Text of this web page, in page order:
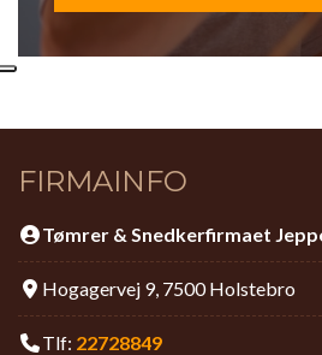
FIRMAINFO
Tømrer & Snedkerfirmaet
Hogagervej 9, 7500 Holstebro
Tlf: 22728849